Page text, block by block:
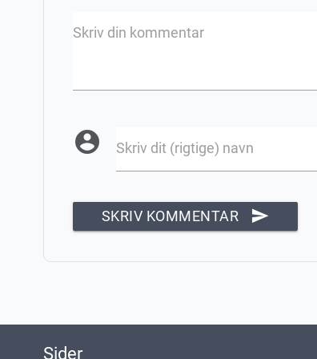
Skriv din kommentar
account_circle Skriv dit (rigtige) navn
SKRIV KOMMENTAR send
Sider